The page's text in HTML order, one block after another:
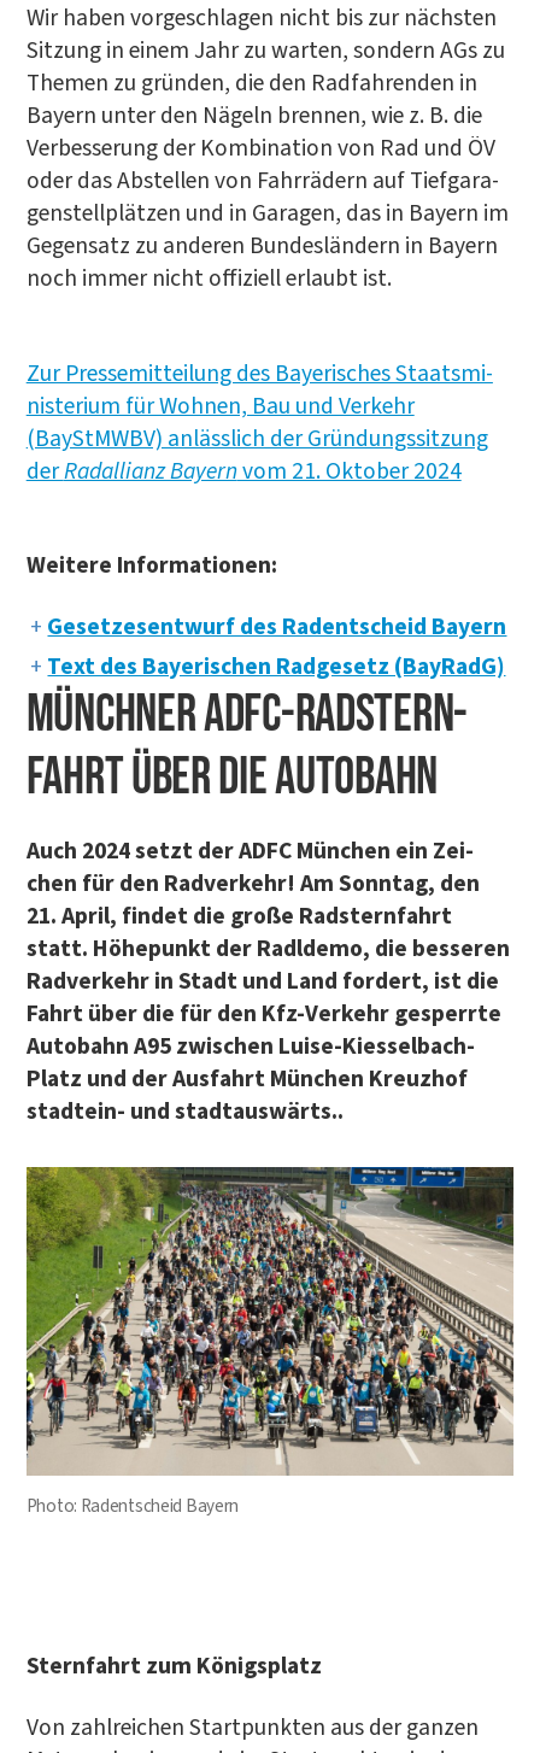
Wir haben vor­ge­schla­gen nicht bis zur nächs­ten
Sit­zung in einem Jahr zu war­ten, son­dern AGs zu
The­men zu grün­den, die den Rad­fah­ren­den in
Bay­ern unter den Nägeln bren­nen, wie z. B. die
Ver­bes­se­rung der Kom­bi­na­ti­on von Rad und ÖV
oder das Abstel­len von Fahr­rä­dern auf Tief­ga­ra­
gen­stell­plät­zen und in Gara­gen, das in Bay­ern im
Gegen­satz zu ande­ren Bun­des­län­dern in Bay­ern
noch immer nicht offi­zi­ell erlaubt ist.
Zur Pres­se­mit­tei­lung des Baye­ri­sches Staats­mi­
nis­te­ri­um für Woh­nen, Bau und Ver­kehr
(BayStMWBV) anläss­lich der Grün­dungs­sit­zung
derRad­al­li­anz Bay­ernvom 21. Okto­ber 2024
Wei­te­re Informationen:
Geset­zes­ent­wurf des Radent­scheid Bayern
Text des Baye­ri­schen Rad­ge­setz (Bay­RadG)
MÜNCH­NER ADFC-RAD­STERN­
FAHRT ÜBER DIE AUTOBAHN
Auch 2024 setzt der ADFC Mün­chen ein Zei­
chen für den Rad­ver­kehr! Am Sonn­tag, den
21. April, fin­det die gro­ße Rad­stern­fahrt
statt. Höhe­punkt der Radl­de­mo, die bes­se­ren
Rad­ver­kehr in Stadt und Land for­dert, ist die
Fahrt über die für den Kfz-Ver­kehr gesperr­te
Auto­bahn A95 zwi­schen Lui­se-Kiessel­bach-
Platz und der Aus­fahrt Mün­chen Kreuz­hof
stadt­ein- und stadt­aus­wärts..
Pho­to: Radent­scheid Bayern
Stern­fahrt zum Königsplatz
Von zahl­rei­chen Start­punk­ten aus der gan­zen